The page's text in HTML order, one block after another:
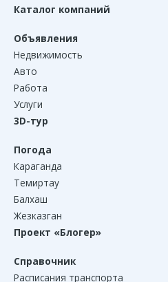
Каталог компаний
Объявления
Недвижимость
Авто
Работа
Услуги
3D-тур
Погода
Караганда
Темиртау
Балхаш
Жезказган
Проект «Блогер»
Справочник
Расписания транспорта